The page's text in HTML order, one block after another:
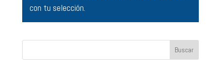
con tu selección.
Buscar